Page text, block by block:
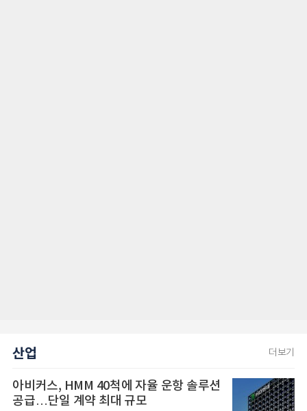
산업 더보기
아비커스, HMM 40척에 자율 운항 솔루션
공급…단일 계약 최대 규모